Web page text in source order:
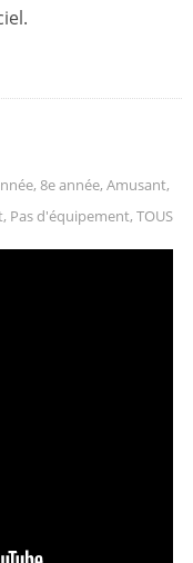
, 8e année, Amusant,
, Pas d'équipement, TOUS